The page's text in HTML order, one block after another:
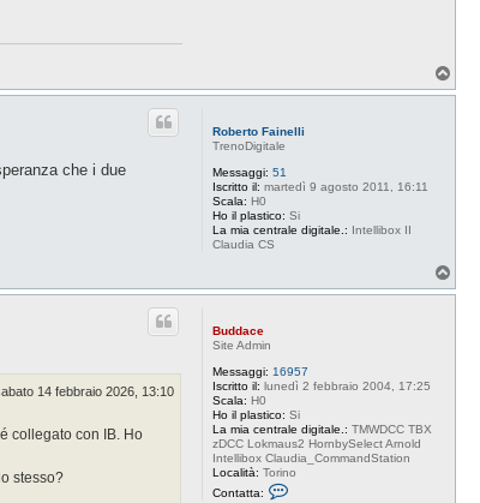
o
Roberto Fainelli
TrenoDigitale
Messaggi: 51
Iscritto il: martedì 9 agosto 2011, 16:11
Scala: H0
Ho il plastico: Si
La mia centrale digitale.: Intellibox II
Claudia CS
che i due
o
Buddace
Site Admin
Messaggi: 16957
Iscritto il: lunedì 2 febbraio 2004, 17:25
Scala: H0
Ho il plastico: Si
La mia centrale digitale.: TMWDCC TBX
zDCC Lokmaus2 HornbySelect Arnold
Intellibox Claudia_CommandStation
Località: Torino
Contatta:
14 febbraio 2026, 13:10
collegato con IB. Ho
stesso?